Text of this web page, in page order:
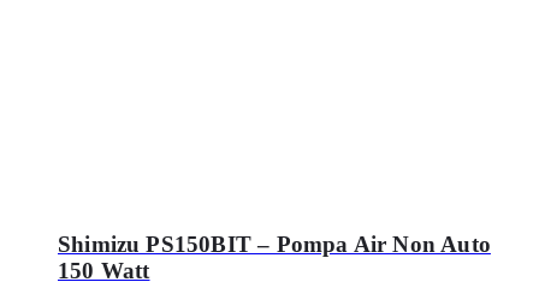
Shimizu PS150BIT – Pompa Air Non Auto
150 Watt